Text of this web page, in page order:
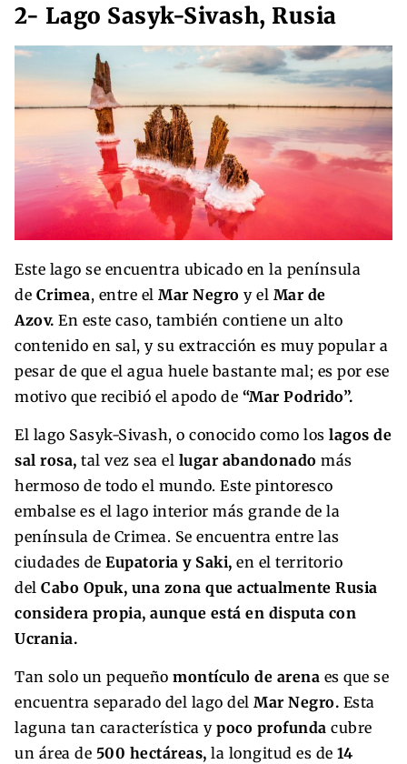
2- Lago Sasyk-Sivash, Rusia
Este lago se encuentra ubicado en la península
de Crimea, entre el Mar Negro y el Mar de
Azov. En este caso, también contiene un alto
contenido en sal, y su extracción es muy popular a
pesar de que el agua huele bastante mal; es por ese
motivo que recibió el apodo de “Mar Podrido”.
El lago Sasyk-Sivash, o conocido como los lagos de
sal rosa, tal vez sea el lugar abandonado más
hermoso de todo el mundo. Este pintoresco
embalse es el lago interior más grande de la
península de Crimea. Se encuentra entre las
ciudades de Eupatoria y Saki, en el territorio
del Cabo Opuk, una zona que actualmente Rusia
considera propia, aunque está en disputa con
Ucrania.
Tan solo un pequeño montículo de arena es que se
encuentra separado del lago del Mar Negro. Esta
laguna tan característica y poco profunda cubre
un área de 500 hectáreas, la longitud es de 14